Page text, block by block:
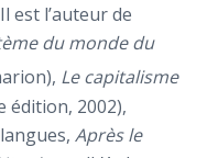
est l’auteur de
du monde du
Le capitalisme
édition, 2002),
Après le